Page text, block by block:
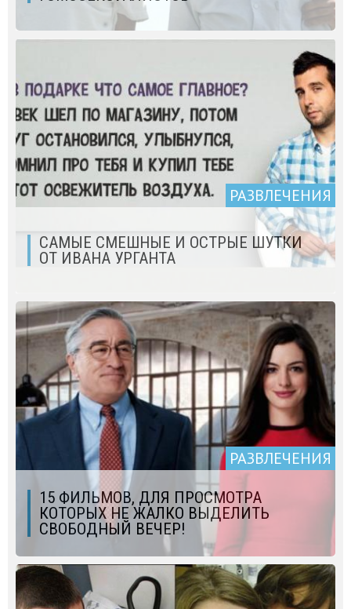
РАЗВЛЕЧЕНИЯ
САМЫЕ СМЕШНЫЕ И ОСТРЫЕ ШУТКИ
ОТ ИВАНА УРГАНТА
РАЗВЛЕЧЕНИЯ
15 ФИЛЬМОВ, ДЛЯ ПРОСМОТРА
КОТОРЫХ НЕ ЖАЛКО ВЫДЕЛИТЬ
СВОБОДНЫЙ ВЕЧЕР!